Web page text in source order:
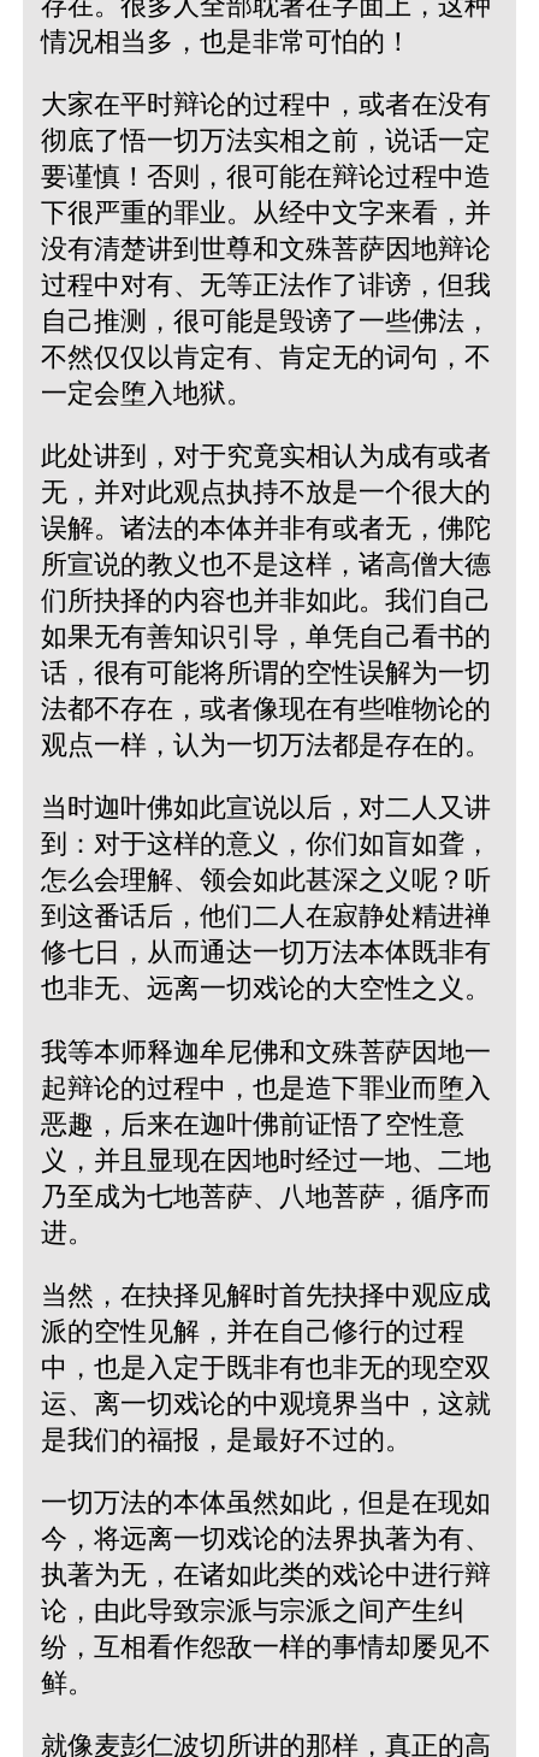
情况相当多，也是非常可怕的！
大家在平时辩论的过程中，或者在没有
彻底了悟一切万法实相之前，说话一定
要谨慎！否则，很可能在辩论过程中造
下很严重的罪业。从经中文字来看，并
没有清楚讲到世尊和文殊菩萨因地辩论
过程中对有、无等正法作了诽谤，但我
自己推测，很可能是毁谤了一些佛法，
不然仅仅以肯定有、肯定无的词句，不
一定会堕入地狱。
此处讲到，对于究竟实相认为成有或者
无，并对此观点执持不放是一个很大的
误解。诸法的本体并非有或者无，佛陀
所宣说的教义也不是这样，诸高僧大德
们所抉择的内容也并非如此。我们自己
如果无有善知识引导，单凭自己看书的
话，很有可能将所谓的空性误解为一切
法都不存在，或者像现在有些唯物论的
观点一样，认为一切万法都是存在的。
当时迦叶佛如此宣说以后，对二人又讲
到：对于这样的意义，你们如盲如聋，
怎么会理解、领会如此甚深之义呢？听
到这番话后，他们二人在寂静处精进禅
修七日，从而通达一切万法本体既非有
也非无、远离一切戏论的大空性之义。
我等本师释迦牟尼佛和文殊菩萨因地一
起辩论的过程中，也是造下罪业而堕入
恶趣，后来在迦叶佛前证悟了空性意
义，并且显现在因地时经过一地、二地
乃至成为七地菩萨、八地菩萨，循序而
进。
当然，在抉择见解时首先抉择中观应成
派的空性见解，并在自己修行的过程
中，也是入定于既非有也非无的现空双
运、离一切戏论的中观境界当中，这就
是我们的福报，是最好不过的。
一切万法的本体虽然如此，但是在现如
今，将远离一切戏论的法界执著为有、
执著为无，在诸如此类的戏论中进行辩
论，由此导致宗派与宗派之间产生纠
纷，互相看作怨敌一样的事情却屡见不
鲜。
就像麦彭仁波切所讲的那样，真正的高